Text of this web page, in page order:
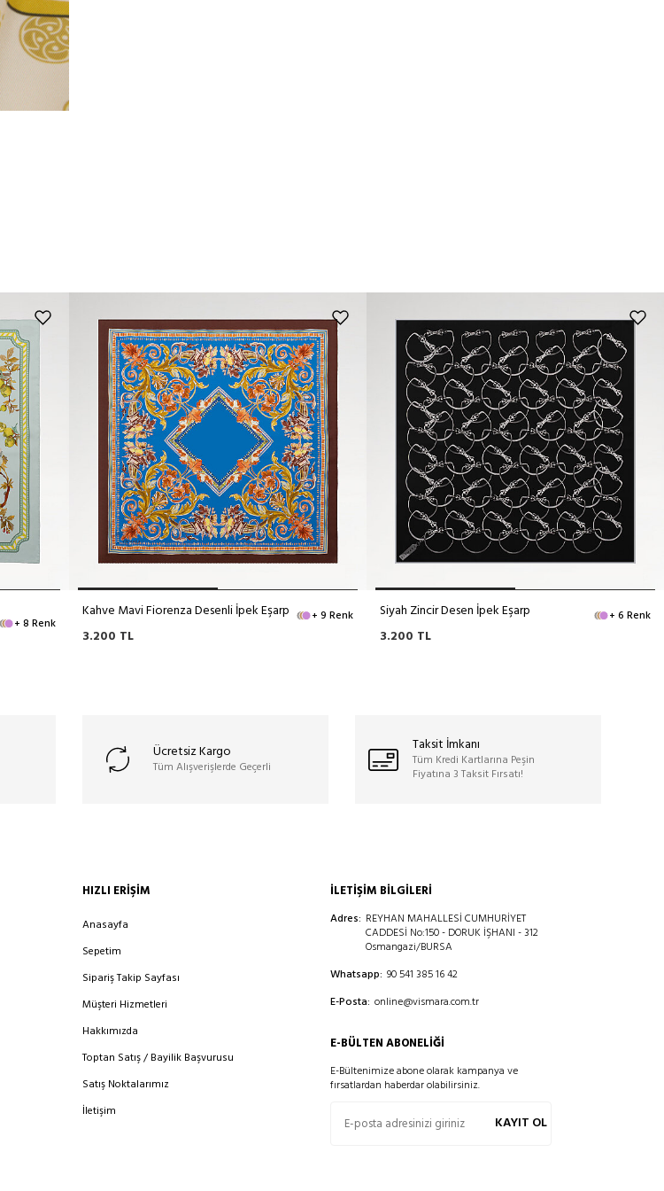
+ 8 Renk
Kahve Mavi Fiorenza Desenli İpek Eşarp + 9 Renk
3.200 TL
Siyah Zincir Desen İpek Eşarp + 6 Renk
3.200 TL
Ücretsiz Kargo
Tüm Alışverişlerde Geçerli
Taksit İmkanı
Tüm Kredi Kartlarına Peşin
Fiyatına 3 Taksit Fırsatı!
HIZLI ERIŞIM
Anasayfa
Sepetim
Sipariş Takip Sayfası
Müşteri Hizmetleri
Hakkımızda
Toptan Satış / Bayilik Başvurusu
Satış Noktalarımız
İletişim
İLETİŞİM BİLGİLERİ
Adres: REYHAN MAHALLESİ CUMHURİYET
CADDESİ No:150 - DORUK İŞHANI - 312
Osmangazi/BURSA
Whatsapp: 90 541 385 16 42
E-Posta: online@vismara.com.tr
E-BÜLTEN ABONELIĞI
E-Bültenimize abone olarak kampanya ve
fırsatlardan haberdar olabilirsiniz.
KAYIT OL